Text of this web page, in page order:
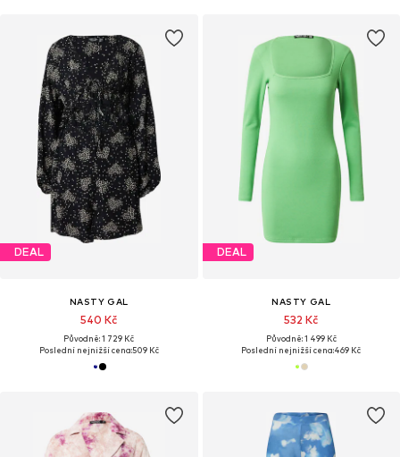
DEAL
NASTY GAL
540 Kč
Původně: 1 729 Kč
Poslední nejnižší cena:509 Kč
DEAL
NASTY GAL
532 Kč
Původně: 1 499 Kč
Poslední nejnižší cena:469 Kč